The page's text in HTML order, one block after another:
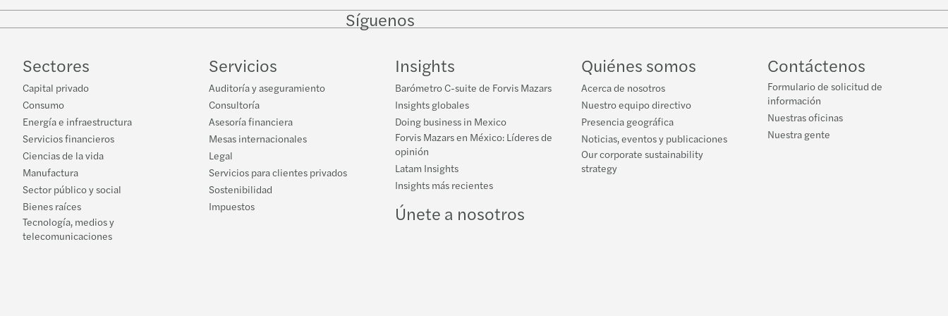
Síguenos
on
on
InstagramFacebook
on
Sectores
Capital privado
Consumo
Energía e infraestructura
Servicios financieros
Ciencias de la vida
Manufactura
Sector público y social
Bienes raíces
Tecnología, medios y
telecomunicaciones
Servicios
Auditoría y aseguramiento
Consultoría
Asesoría financiera
Mesas internacionales
Legal
Servicios para clientes privados
Sostenibilidad
Impuestos
Insights
Barómetro C-suite de Forvis Mazars
Insights globales
Doing business in Mexico
Forvis Mazars en México: Líderes de
opinión
Latam Insights
Insights más recientes
Únete a nosotros
Quiénes somos
Acerca de nosotros
Nuestro equipo directivo
Presencia geográfica
Noticias, eventos y publicaciones
Our corporate sustainability
strategy
Contáctenos
Formulario de solicitud de
información
Nuestras oficinas
Nuestra gente